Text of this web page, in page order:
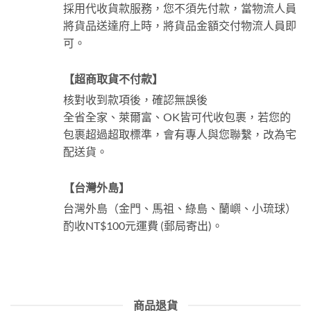
採用代收貨款服務，您不須先付款，當物流人員
將貨品送達府上時，將貨品金額交付物流人員即
可。
【超商取貨不付款】
核對收到款項後，確認無誤後
全省全家、萊爾富、OK皆可代收包裹，若您的
包裹超過超取標準，會有專人與您聯繫，改為宅
配送貨。
【台灣外島】
台灣外島（金門、馬祖、綠島、蘭嶼、小琉球）
酌收NT$100元運費 (郵局寄出)。
商品退貨